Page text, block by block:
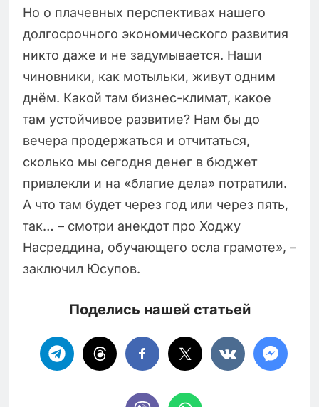
Но о плачевных перспективах нашего
долгосрочного экономического развития
никто даже и не задумывается. Наши
чиновники, как мотыльки, живут одним
днём. Какой там бизнес-климат, какое
там устойчивое развитие? Нам бы до
вечера продержаться и отчитаться,
сколько мы сегодня денег в бюджет
привлекли и на «благие дела» потратили.
А что там будет через год или через пять,
так… – смотри анекдот про Ходжу
Насреддина, обучающего осла грамоте», –
заключил Юсупов.
Поделись нашей статьей